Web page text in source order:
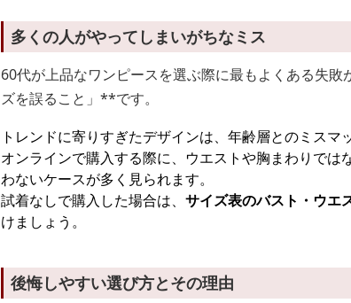
多くの人がやってしまいがちなミス
60代が上品なワンピースを選ぶ際に最もよくある失
ズを誤ること」**です。
トレンドに寄りすぎたデザインは、年齢層とのミスマ
オンラインで購入する際に、ウエストや胸まわりで
わないケースが多く見られます。
試着なしで購入した場合は、 サイズ表のバスト・ウエ
けましょう。
後悔しやすい選び方とその理由